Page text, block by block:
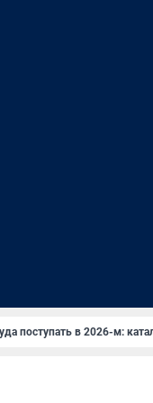
поступать в 2026-м: